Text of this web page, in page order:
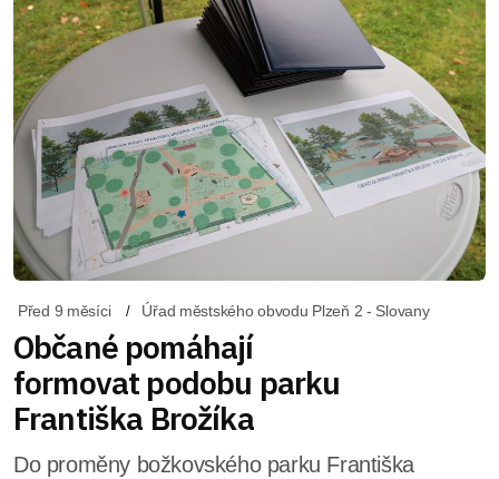
Před 9 měsíci Úřad městského obvodu Plzeň 2 - Slovany
Občané pomáhají
formovat podobu parku
Františka Brožíka
Do proměny božkovského parku Františka